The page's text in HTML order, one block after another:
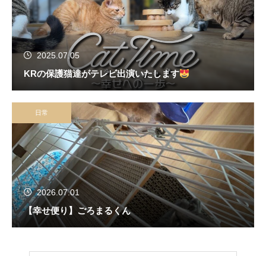
2025.07.05
KRの保護猫達がテレビ出演いたします
日常
2026.07.01
【幸せ便り】ごろまるくん